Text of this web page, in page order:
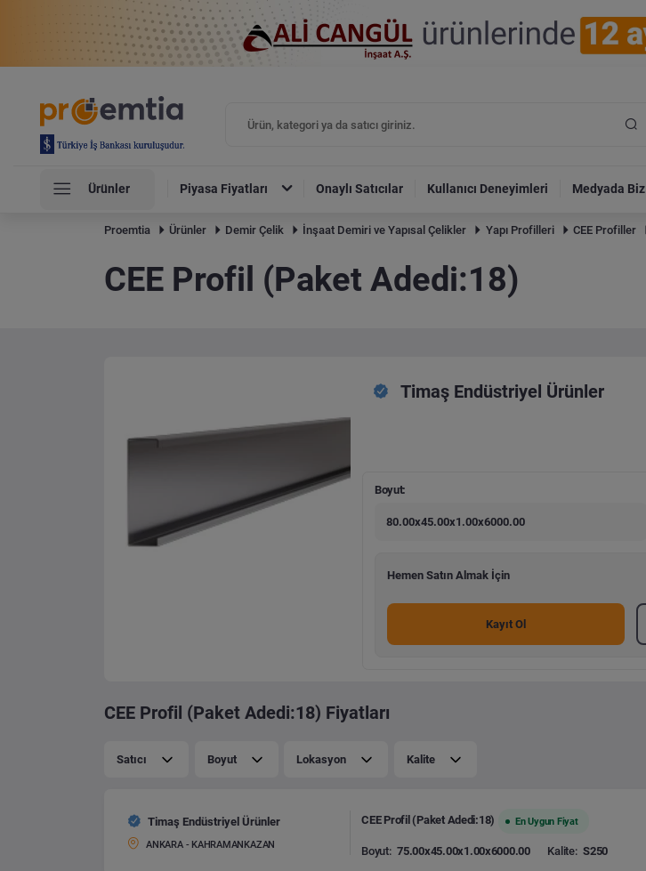
Ürünler Piyasa Fiyatları Onaylı Satıcılar Kullanıcı Deneyimleri Medyada Biz
Proemtia Ürünler Demir Çelik İnşaat Demiri ve Yapısal Çelikler Yapı Profilleri CEE Profiller
CEE Profil (Paket Adedi:18)
Timaş Endüstriyel Ürünler
Boyut:
80.00x45.00x1.00x6000.00
Hemen Satın Almak İçin
Kayıt Ol
CEE Profil (Paket Adedi:18) Fiyatları
Satıcı Boyut Lokasyon Kalite
Timaş Endüstriyel Ürünler
ANKARA - KAHRAMANKAZAN
CEE Profil (Paket Adedi:18) En Uygun Fiyat
Boyut: 75.00x45.00x1.00x6000.00 Kalite: S250